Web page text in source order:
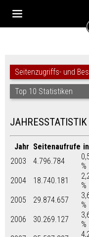
Seitenzugriffs- und
Top 10 Statistiken
JAHRESSTATISTIK
Jahr Seitenaufrufe
2003
4.796.784
%
2004
18.740.181
%
2005
29.874.657
%
2006
30.269.127
%